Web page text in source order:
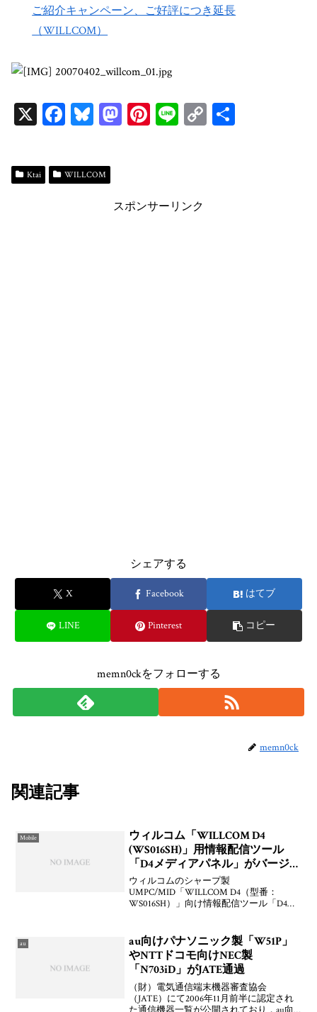
ご紹介キャンペーン、ご好評につき延長
（WILLCOM）
X Fa
bo
ok
Bl
sk
y
M
n
Pi
t
Li C
Ktai WILLCOM
スポンサーリンク
シェアする
X Facebook はてブ
LINE Pinterest コピー
memn0ckをフォローする
memn0ck
関連記事
Mobile
ウィルコム「WILLCOM D4
(WS016SH)」用情報配信ツール
「D4メディアパネル」がバージョ
ンアップ
ウィルコムのシャープ製
UMPC/MID「WILLCOM D4（型番：
WS016SH）」向け情報配信ツール「D4メ
ぁ～WILLCOM D4向け情報配信ツール
「D4
au
au向けパナソニック製「W51P」
やNTTドコモ向けNEC製
「N703iD」がJATE通過
（財）電気通信端末機器審査協会
（JATE）にて2006年11月前半に認定され